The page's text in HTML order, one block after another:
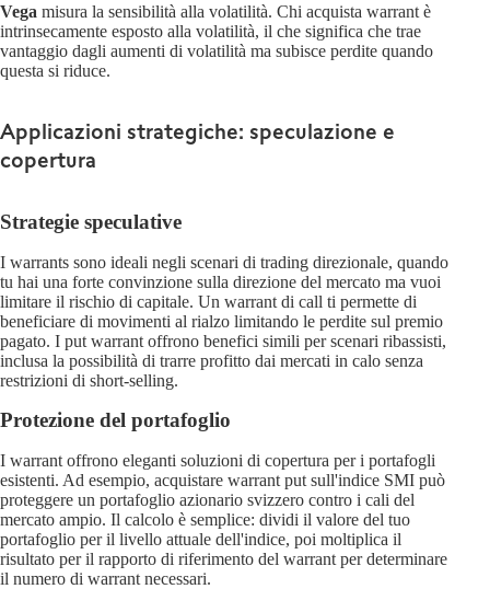
Vega misura la sensibilità alla volatilità. Chi acquista warrant è
intrinsecamente esposto alla volatilità, il che significa che trae
vantaggio dagli aumenti di volatilità ma subisce perdite quando
questa si riduce.
Applicazioni strategiche: speculazione e
copertura
Strategie speculative
I warrants sono ideali negli scenari di trading direzionale, quando
tu hai una forte convinzione sulla direzione del mercato ma vuoi
limitare il rischio di capitale. Un warrant di call ti permette di
beneficiare di movimenti al rialzo limitando le perdite sul premio
pagato. I put warrant offrono benefici simili per scenari ribassisti,
inclusa la possibilità di trarre profitto dai mercati in calo senza
restrizioni di short-selling.
Protezione del portafoglio
I warrant offrono eleganti soluzioni di copertura per i portafogli
esistenti. Ad esempio, acquistare warrant put sull'indice SMI può
proteggere un portafoglio azionario svizzero contro i cali del
mercato ampio. Il calcolo è semplice: dividi il valore del tuo
portafoglio per il livello attuale dell'indice, poi moltiplica il
risultato per il rapporto di riferimento del warrant per determinare
il numero di warrant necessari.